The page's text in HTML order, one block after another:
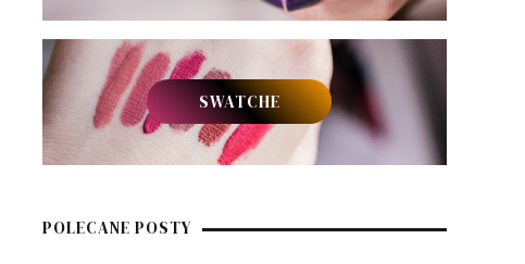
SWATCHE
POLECANE POSTY